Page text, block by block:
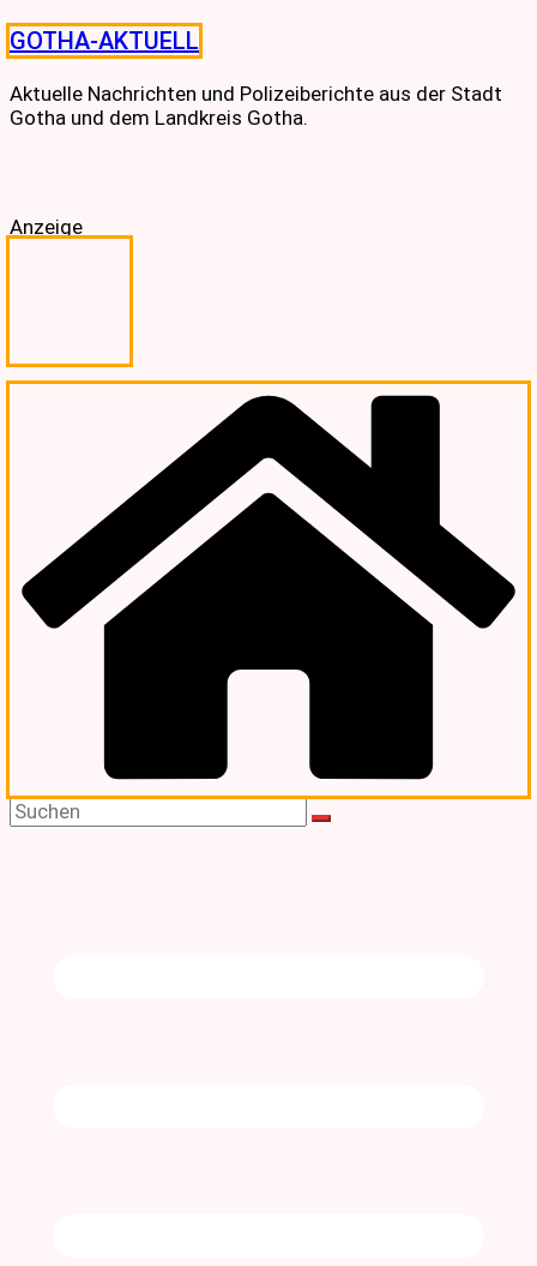
Skip
to
content
GOTHA-AKTUELL
Aktuelle Nachrichten und Polizeiberichte aus der Stadt
Gotha und dem Landkreis Gotha.
Anzeige